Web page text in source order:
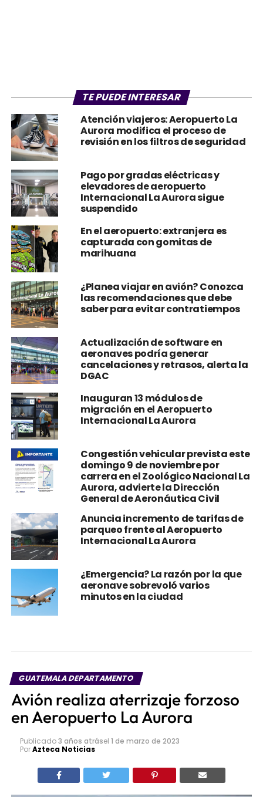
TE PUEDE INTERESAR
Atención viajeros: Aeropuerto La
Aurora modifica el proceso de
revisión en los filtros de seguridad
Pago por gradas eléctricas y
elevadores de aeropuerto
Internacional La Aurora sigue
suspendido
En el aeropuerto: extranjera es
capturada con gomitas de
marihuana
¿Planea viajar en avión? Conozca
las recomendaciones que debe
saber para evitar contratiempos
Actualización de software en
aeronaves podría generar
cancelaciones y retrasos, alerta la
DGAC
Inauguran 13 módulos de
migración en el Aeropuerto
Internacional La Aurora
Congestión vehicular prevista este
domingo 9 de noviembre por
carrera en el Zoológico Nacional La
Aurora, advierte la Dirección
General de Aeronáutica Civil
Anuncia incremento de tarifas de
parqueo frente al Aeropuerto
Internacional La Aurora
¿Emergencia? La razón por la que
aeronave sobrevoló varios
minutos en la ciudad
GUATEMALA DEPARTAMENTO
Avión realiza aterrizaje forzoso
en Aeropuerto La Aurora
Publicado3 años atrásel 1 de marzo de 2023
PorAzteca Noticias